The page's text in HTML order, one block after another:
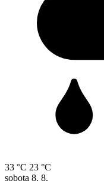
33 °C 23 °C
sobota 8. 8.